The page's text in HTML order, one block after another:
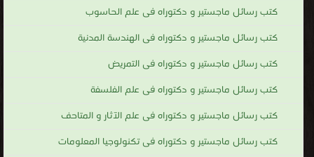
كتب رسائل ماجستير و دكتوراه فى علم الحاسوب
كتب رسائل ماجستير و دكتوراه فى الهندسة المدنية
كتب رسائل ماجستير و دكتوراه فى التمريض
كتب رسائل ماجستير و دكتوراه فى علم الفلسفة
كتب رسائل ماجستير و دكتوراه فى علم الآثار و المتاحف
كتب رسائل ماجستير و دكتوراه فى تكنولوجيا المعلومات